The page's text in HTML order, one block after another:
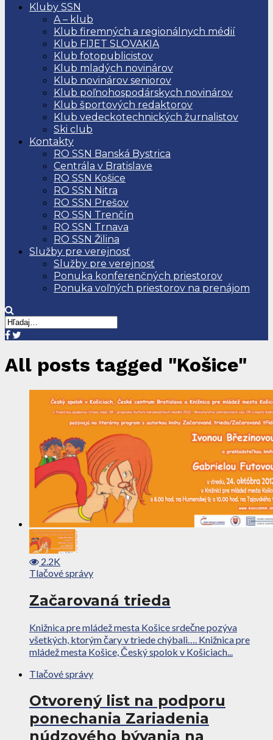
Kluby SSN
A – klub
Klub firemných a regionálnych médií
Klub FIJET SLOVAKIA
Klub fotopublicistov
Klub mladých novinárov
Klub novinárov seniorov
Klub poľnohospodárskych novinárov
Klub športových redaktorov
Klub vedeckotechnických žurnalistov
Ski club
Kontakty
RO SSN Banská Bystrica
Centrála v Bratislave
RO SSN Košice
RO SSN Nitra
RO SSN Prešov
RO SSN Trenčín
RO SSN Trnava
RO SSN Žilina
Služby pre verejnosť
Služby pre verejnosť
Ponuka konferenčných priestorov
Ponuka voľných priestorov na prenájom
All posts tagged "Košice"
2.2K
Tlačové správy
Začarovaná trieda
Knižnica pre mládež mesta Košice srdečne pozýva
všetkých, ktorým čary v triede chýbali…. Knižnica pre
mládež mesta Košice, Český spolok v Košiciach...
Tlačové správy
Otvorený list na podporu
ponechania Zariadenia
núdzového bývania na